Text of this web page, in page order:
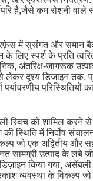
है,जैसे कम रोशनी
में सुसंगत और समान
लिए स्पर्श के प्रति
अंतरिक्ष-जागरूक
लेकर दृश्य डिजाइन तक,
परिस्थितियों
स्विच को शामिल करने से
स्थिति में निर्दोष
जो एक अद्वितीय और
सामग्री उत्पाद के लंबे
किया गया,
व्यवस्था के विकल्प जो